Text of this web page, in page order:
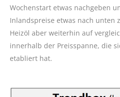
Wochenstart etwas nachgeben
Inlandspreise etwas nach unten
Heizöl aber weiterhin auf
innerhalb der Preisspanne, die
etabliert hat.